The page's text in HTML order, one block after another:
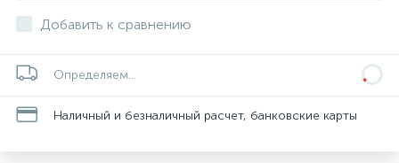
Добавить к сравнению
Определяем...
Наличный и безналичный расчет, банковские карты